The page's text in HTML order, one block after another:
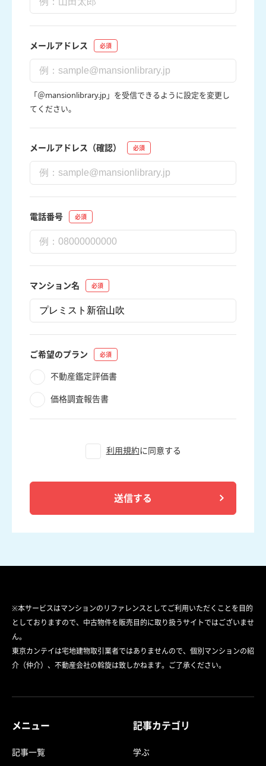
メールアドレス
「＠mansionlibrary.jp」を受信できるように設定を変更し
てください。
メールアドレス（確認）
電話番号
マンション名
ご希望のプラン
不動産鑑定評価書
価格調査報告書
利用規約に同意する
送信する
※本サービスはマンションのリファレンスとしてご利用いただくことを目的
としておりますので、中古物件を販売目的に取り扱うサイトではございませ
ん。
東京カンテイは宅地建物取引業者ではありませんので、個別マンションの紹
介（仲介）、不動産会社の斡旋は致しかねます。ご了承ください。
メニュー
記事一覧
記事カテゴリ
学ぶ